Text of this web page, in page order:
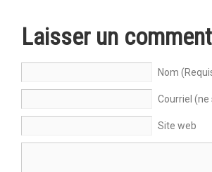
Laisser un
Nom
Courriel (ne
Site web